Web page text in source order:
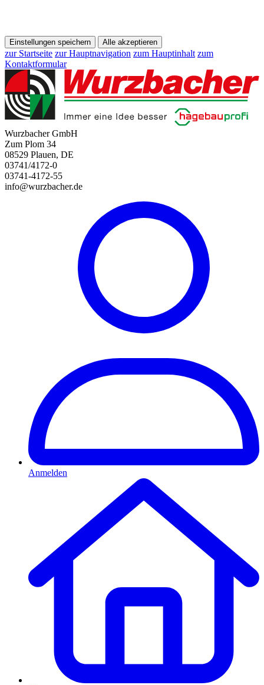
Einstellungen speichern Alle akzeptieren
zur Startseite zur Hauptnavigation zum Hauptinhalt zum
Kontaktformular
Wurzbacher GmbH
Zum Plom 34
08529 Plauen, DE
03741/4172-0
03741-4172-55
info@wurzbacher.de
Anmelden